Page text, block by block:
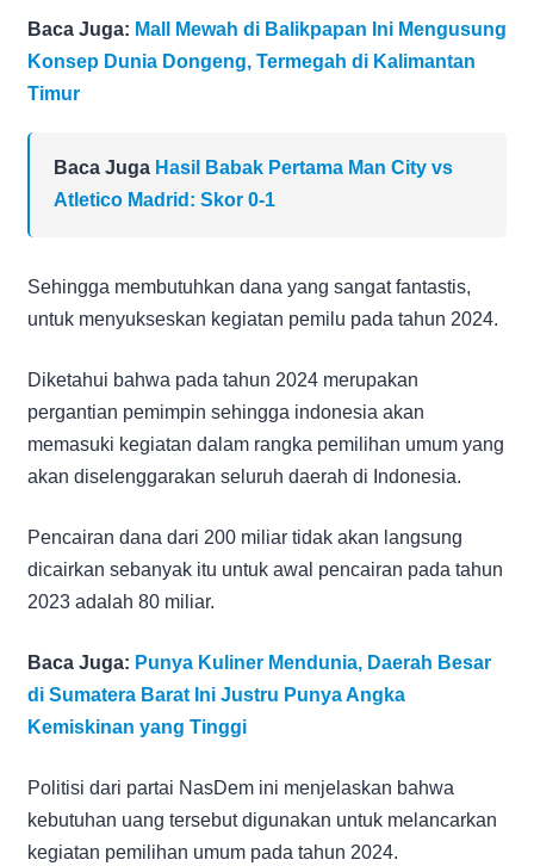
Baca Juga: Mall Mewah di Balikpapan Ini Mengusung
Konsep Dunia Dongeng, Termegah di Kalimantan
Timur
Baca Juga Hasil Babak Pertama Man City vs
Atletico Madrid: Skor 0-1
Sehingga membutuhkan dana yang sangat fantastis,
untuk menyukseskan kegiatan pemilu pada tahun 2024.
Diketahui bahwa pada tahun 2024 merupakan
pergantian pemimpin sehingga indonesia akan
memasuki kegiatan dalam rangka pemilihan umum yang
akan diselenggarakan seluruh daerah di Indonesia.
Pencairan dana dari 200 miliar tidak akan langsung
dicairkan sebanyak itu untuk awal pencairan pada tahun
2023 adalah 80 miliar.
Baca Juga: Punya Kuliner Mendunia, Daerah Besar
di Sumatera Barat Ini Justru Punya Angka
Kemiskinan yang Tinggi
Politisi dari partai NasDem ini menjelaskan bahwa
kebutuhan uang tersebut digunakan untuk melancarkan
kegiatan pemilihan umum pada tahun 2024.